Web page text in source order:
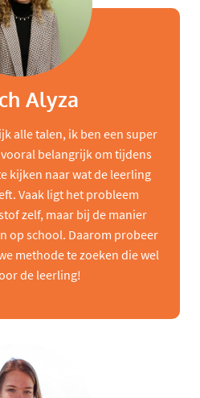
Alyza
alle talen, ik ben een super
belangrijk om tijdens
kijken naar wat de leerling
Vaak ligt het probleem
zelf, maar bij de manier
op school. Daarom probeer
methode te zoeken die wel
de leerling!